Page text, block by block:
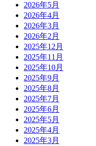
2026年5月
2026年4月
2026年3月
2026年2月
2025年12月
2025年11月
2025年10月
2025年9月
2025年8月
2025年7月
2025年6月
2025年5月
2025年4月
2025年3月